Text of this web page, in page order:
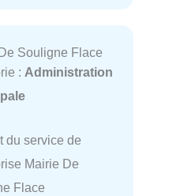
Souligne Flace
: Administration
du service de
Mairie De
Flace